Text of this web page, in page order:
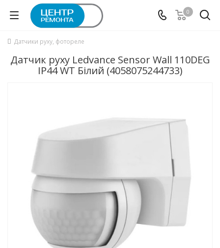
0
Датчики руху, фотореле
Датчик руху Ledvance Sensor Wall 110DEG
IP44 WT Білий (4058075244733)